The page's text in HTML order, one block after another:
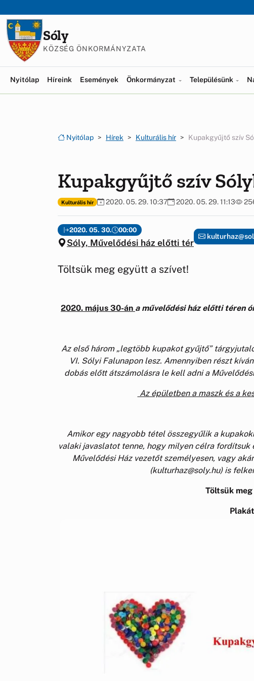
Sóly
KÖZSÉG ÖNKORMÁNYZATA
Nyitólap Híreink Események Önkormányzat Településünk
Nyitólap Hírek Kulturális hír Kupakgyűjtő szív
Kupakgyűjtő szív
Kulturális hír 2020. 05. 29. 10:37 2020. 05. 29. 11:13
2020. 05. 30. 00:00
Sóly, Művelődési ház előtti tér
Töltsük meg együtt a szívet!
2020. május 30-án a művelődési ház előtti téren
Az első három „legtöbb kupakot gyűjtő”
VI. Sólyi Falunapon lesz. Amennyiben részt
dobás előtt átszámolásra le kell adni a
Az épületben a maszk és a
Amikor egy nagyobb tétel összegyűlik a
valaki javaslatot tenne, hogy milyen célra
Művelődési Ház vezetőt személyesen, vagy
(kulturhaz@soly.hu) is
Töltsük